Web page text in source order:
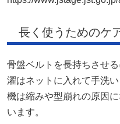
長く使うためのケ
骨盤ベルトを長持ちさせ
濯はネットに入れて手洗
機は縮みや型崩れの原因
います。